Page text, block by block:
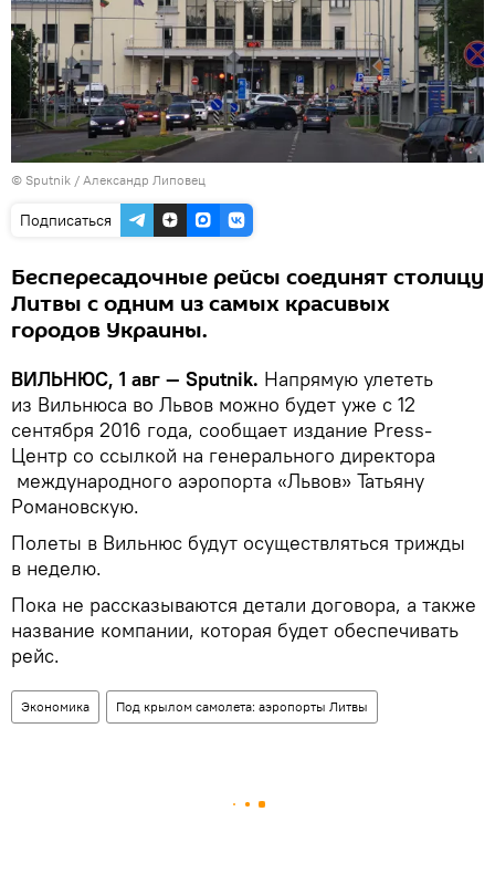
© Sputnik / Александр Липовец
Подписаться
Беспересадочные рейсы соединят столицу
Литвы с одним из самых красивых
городов Украины.
ВИЛЬНЮС, 1 авг — Sputnik. Напрямую улететь
из Вильнюса во Львов можно будет уже с 12
сентября 2016 года, сообщает издание Press-
Центр со ссылкой на генерального директора
международного аэропорта «Львов» Татьяну
Романовскую.
Полеты в Вильнюс будут осуществляться трижды
в неделю.
Пока не рассказываются детали договора, а также
название компании, которая будет обеспечивать
рейс.
Экономика Под крылом самолета: аэропорты Литвы